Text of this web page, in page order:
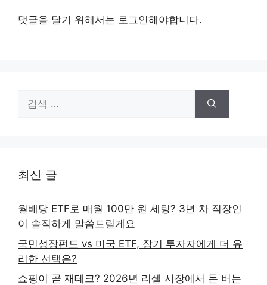
댓글을 달기 위해서는 로그인해야합니다.
색:
최신 글
월배당 ETF로 매월 100만 원 세팅? 3년 차 직장인
이 솔직하게 말씀드릴게요
국민성장펀드 vs 미국 ETF, 장기 투자자에게 더 유
리한 선택은?
쇼핑이 곧 재테크? 2026년 리셀 시장에서 돈 버는